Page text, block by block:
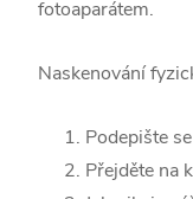
fotoaparátem.
Naskenování
Podepište
Přejděte na